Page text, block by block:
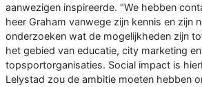
aanwezigen inspireerde. "We hebben
heer Graham vanwege zijn kennis en zijn
onderzoeken wat de mogelijkheden zijn
het gebied van educatie, city marketing en
topsportorganisaties. Social impact is
Lelystad zou de ambitie moeten hebben